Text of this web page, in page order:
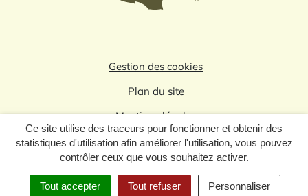
Ce site utilise des traceurs pour fonctionner et obtenir des
statistiques d'utilisation afin améliorer l'utilisation, vous pouvez
contrôler ceux que vous souhaitez activer.
Tout accepter Tout refuser Personnaliser
Logo du label
Gestion des cookies
Plan du site
Mentions légales
Politique de confidentialité